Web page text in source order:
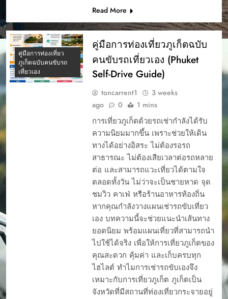
Read More
คู่มือการท่องเที่ยว
ภูเก็ตฉบับคนขับรถ
เที่ยวเอง
คู่มือการท่องเที่ยวภูเก็ตฉบับ
คนขับรถเที่ยวเอง (Phuket
Self-Drive Guide)
toncarrent1
3 weeks
ago
0 1 mins
การเที่ยวภูเก็ตด้วยรถเช่ากำลังได้รับ
ความนิยมมากขึ้น เพราะช่วยให้เดิน
ทางได้อย่างอิสระ ไม่ต้องรอรถ
สาธารณะ ไม่ต้องเสียเวลาต่อรถหลาย
ต่อ และสามารถแวะเที่ยวได้ตามใจ
ตลอดทั้งวัน ไม่ว่าจะเป็นชายหาด จุด
ชมวิว คาเฟ่ หรือร้านอาหารท้องถิ่น
หากคุณกำลังวางแผนเช่ารถขับเที่ยว
เอง บทความนี้จะช่วยแนะนำเส้นทาง
ยอดนิยม พร้อมแผนเที่ยวที่สามารถนำ
ไปใช้ได้จริง เพื่อให้การเที่ยวภูเก็ตของ
คุณสะดวก คุ้มค่า และเก็บครบทุก
ไฮไลต์ ทำไมการเช่ารถขับเองจึง
เหมาะกับการเที่ยวภูเก็ต ภูเก็ตเป็น
จังหวัดที่มีสถานที่ท่องเที่ยวกระจายอยู่